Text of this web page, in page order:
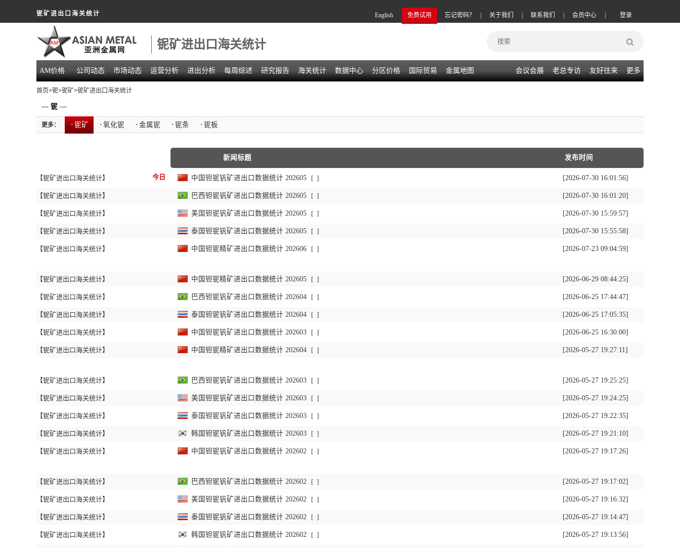
铌矿进出口海关统计 登录
会员中心
联系我们
关于我们
忘记密码？
免费试用
English
铌矿进出口海关统计
AM价格 公司动态 市场动态 运营分析 进出分析 每周综述 研究报告 海关统计 数据中心 分区价格 国际贸易 金属地图 会议会展 老总专访 友好往来 更多
首页>铌>铌矿>铌矿进出口海关统计
— 铌 —
更多： ·铌矿 · 氧化铌 · 金属铌 · 铌条 · 铌板
【铌矿进出口海关统计】 今日
【铌矿进出口海关统计】
【铌矿进出口海关统计】
【铌矿进出口海关统计】
【铌矿进出口海关统计】
【铌矿进出口海关统计】
【铌矿进出口海关统计】
【铌矿进出口海关统计】
【铌矿进出口海关统计】
【铌矿进出口海关统计】
【铌矿进出口海关统计】
【铌矿进出口海关统计】
【铌矿进出口海关统计】
【铌矿进出口海关统计】
【铌矿进出口海关统计】
【铌矿进出口海关统计】
【铌矿进出口海关统计】
【铌矿进出口海关统计】
【铌矿进出口海关统计】
新闻标题 发布时间
中国钽铌钒矿进出口数据统计 202605 [ ] [2026-07-30 16:01:56]
巴西钽铌钒矿进出口数据统计 202605 [ ] [2026-07-30 16:01:20]
美国钽铌钒矿进出口数据统计 202605 [ ] [2026-07-30 15:59:57]
泰国钽铌钒矿进出口数据统计 202605 [ ] [2026-07-30 15:55:58]
中国钽铌精矿进出口数据统计 202606 [ ] [2026-07-23 09:04:59]
中国钽铌精矿进出口数据统计 202605 [ ] [2026-06-29 08:44:25]
巴西钽铌钒矿进出口数据统计 202604 [ ] [2026-06-25 17:44:47]
泰国钽铌钒矿进出口数据统计 202604 [ ] [2026-06-25 17:05:35]
中国钽铌钒矿进出口数据统计 202603 [ ] [2026-06-25 16:30:00]
中国钽铌精矿进出口数据统计 202604 [ ] [2026-05-27 19:27:11]
巴西钽铌钒矿进出口数据统计 202603 [ ] [2026-05-27 19:25:25]
美国钽铌钒矿进出口数据统计 202603 [ ] [2026-05-27 19:24:25]
泰国钽铌钒矿进出口数据统计 202603 [ ] [2026-05-27 19:22:35]
韩国钽铌钒矿进出口数据统计 202603 [ ] [2026-05-27 19:21:10]
中国钽铌钒矿进出口数据统计 202602 [ ] [2026-05-27 19:17:26]
巴西钽铌钒矿进出口数据统计 202602 [ ] [2026-05-27 19:17:02]
美国钽铌钒矿进出口数据统计 202602 [ ] [2026-05-27 19:16:32]
泰国钽铌钒矿进出口数据统计 202602 [ ] [2026-05-27 19:14:47]
韩国钽铌钒矿进出口数据统计 202602 [ ] [2026-05-27 19:13:56]